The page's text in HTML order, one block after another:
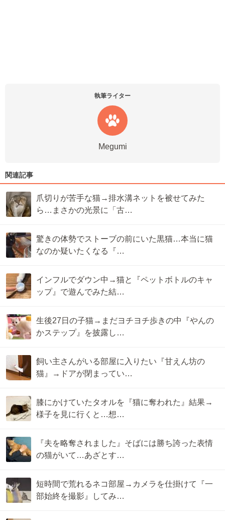
執筆ライター
Megumi
関連記事
爪切りが苦手な猫→排水溝ネットを被せてみた
ら…まさかの光景に「古…
驚きの体勢でストーブの前にいた黒猫…本当に猫
なのか疑いたくなる『…
インフルでダウン中→猫と『ペットボトルのキャ
ップ』で遊んでみた結…
生後27日の子猫→まだヨチヨチ歩きの中『やんの
かステップ』を披露し…
飼い主さんがいる部屋に入りたい『甘えん坊の
猫』→ドアが閉まってい…
膝にかけていたタオルを『猫に奪われた』結果→
様子を見に行くと…想…
『夫を略奪されました』そばには勝ち誇った表情
の猫がいて…あざとす…
短時間で荒れるネコ部屋→カメラを仕掛けて『一
部始終を撮影』してみ…